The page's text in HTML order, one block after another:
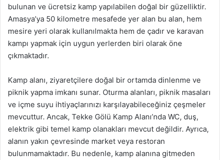
bulunan ve ücretsiz kamp yapılabilen doğal bir güzelliktir.
Amasya’ya 50 kilometre mesafede yer alan bu alan, hem
mesire yeri olarak kullanılmakta hem de çadır ve karavan
kampı yapmak için uygun yerlerden biri olarak öne
çıkmaktadır.
Kamp alanı, ziyaretçilere doğal bir ortamda dinlenme ve
piknik yapma imkanı sunar. Oturma alanları, piknik masaları
ve içme suyu ihtiyaçlarınızı karşılayabileceğiniz çeşmeler
mevcuttur. Ancak, Tekke Gölü Kamp Alanı’nda WC, duş,
elektrik gibi temel kamp olanakları mevcut değildir. Ayrıca,
alanın yakın çevresinde market veya restoran
bulunmamaktadır. Bu nedenle, kamp alanına gitmeden